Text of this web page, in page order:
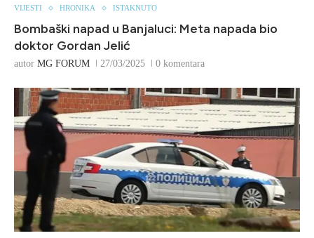
VIJESTI HRONIKA ISTAKNUTO
Bombaški napad u Banjaluci: Meta napada bio
doktor Gordan Jelić
autor MG FORUM 27/03/2025 0 komentara